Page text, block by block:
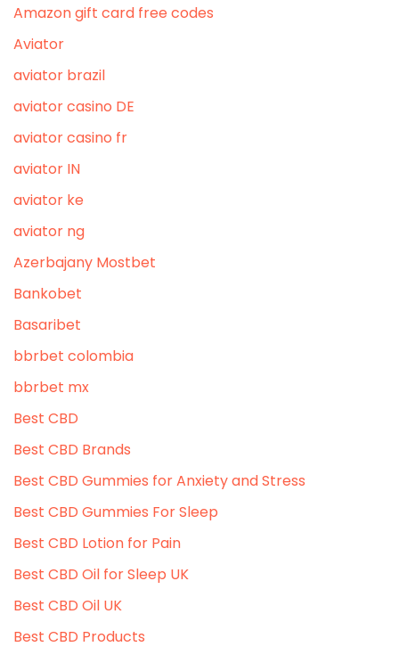
Amazon gift card free codes
Aviator
aviator brazil
aviator casino DE
aviator casino fr
aviator IN
aviator ke
aviator ng
Azerbajany Mostbet
Bankobet
Basaribet
bbrbet colombia
bbrbet mx
Best CBD
Best CBD Brands
Best CBD Gummies for Anxiety and Stress
Best CBD Gummies For Sleep
Best CBD Lotion for Pain
Best CBD Oil for Sleep UK
Best CBD Oil UK
Best CBD Products